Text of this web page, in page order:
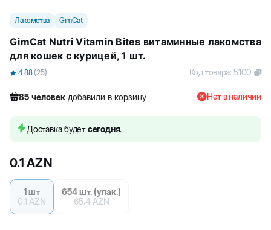
Лакомства GimCat
GimCat Nutri Vitamin Bites витаминные лакомства
для кошек с курицей, 1 шт.
4.88 (25) Код товара:5100
85 человек добавили в корзину
566 человек купили товар
Нет в наличии
Доставка будетсегодня.
0.1 AZN
1 шт
0.1 AZN
654 шт. (упак.)
65.4 AZN